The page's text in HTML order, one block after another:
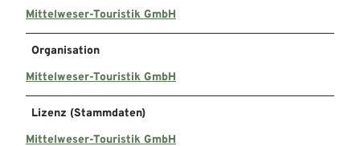
Mittelweser-Touristik GmbH
Organisation
Mittelweser-Touristik GmbH
Lizenz (Stammdaten)
Mittelweser-Touristik GmbH